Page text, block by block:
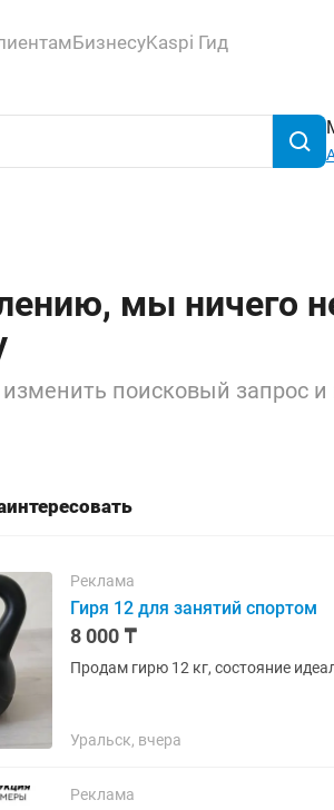
БизнесуKaspi Гид
мы ничего
поисковый запрос
Реклама
Гиря 12 для занятий спортом
8 000 ₸
Продам гирю 12 кг, состояние
Уральск, вчера
Реклама